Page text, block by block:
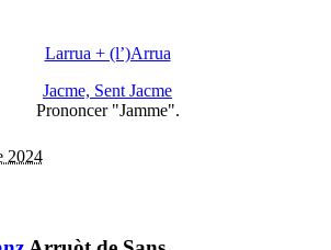
Larrua + (l’)Arrua
Jacme, Sent Jacme
Prononcer "Jamme".
2024